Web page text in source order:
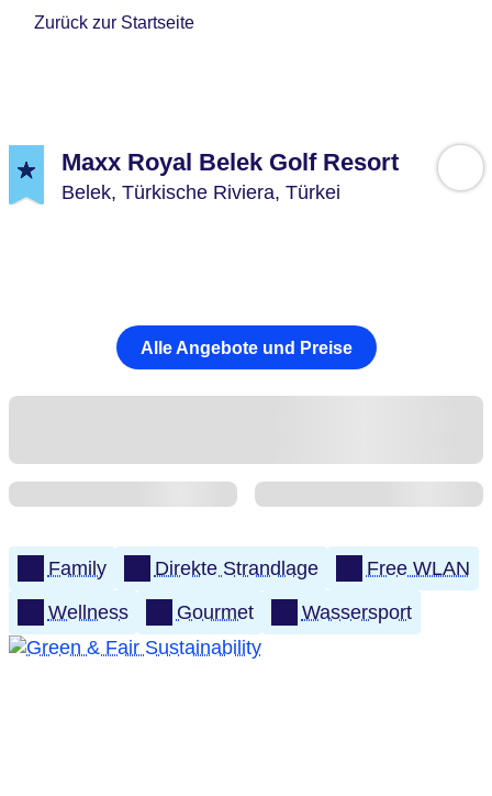
Zurück zur Startseite
Maxx Royal Belek Golf Resort
Belek, Türkische Riviera, Türkei
Alle Angebote und Preise
Family Direkte Strandlage
Free WLAN
Wellness
Gourmet Wassersport